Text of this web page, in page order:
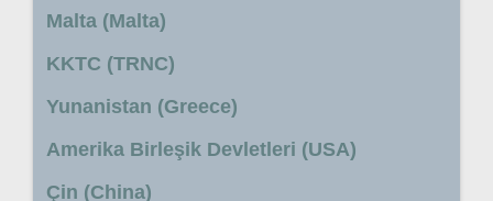
Malta (Malta)
KKTC (TRNC)
Yunanistan (Greece)
Amerika Birleşik Devletleri (USA)
Çin (China)